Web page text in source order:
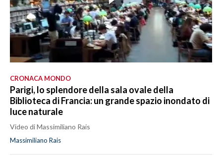
CRONACA MONDO
Parigi, lo splendore della sala ovale della
Biblioteca di Francia: un grande spazio inondato di
luce naturale
Video di Massimiliano Rais
Massimiliano Rais